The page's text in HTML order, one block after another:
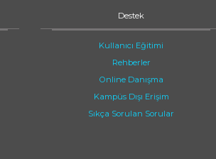
Destek
Kullanıcı Eğitimi
Rehberler
Online Danışma
Kampüs Dışı Erişim
Sıkça Sorulan Sorular